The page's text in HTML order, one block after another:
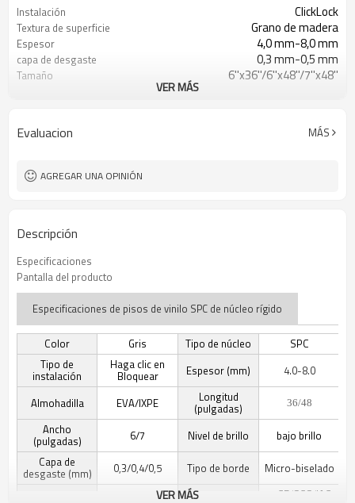
Instalación ClickLock
Textura de superficie Grano de madera
Espesor 4,0 mm-8,0 mm
capa de desgaste 0,3 mm-0,5 mm
Tamaño
6''x36''/6''x48''/7''x48''
Impermeable/antideslizante/ignífugo/
a los arañazos
VER MÁS
Evaluacion MÁS
AGREGAR UNA OPINIÓN
Descripción
Especificaciones
Pantalla del producto
Especificaciones de pisos de vinilo SPC de núcleo rígido
Color Gris Tipo de núcleo
SPC
Tipo de
instalación
Haga clic en
Bloquear Espesor (mm) 4.0-8.0
Almohadilla EVA/IXPE Longitud
(pulgadas) 36/48
Ancho
(pulgadas) 6/7 Nivel de brillo
bajo brillo
Capa de
desgaste (mm) 0,3/0,4/0,5 Tipo de borde Micro-biselado
CE/SGS/IAC-
VER MÁS